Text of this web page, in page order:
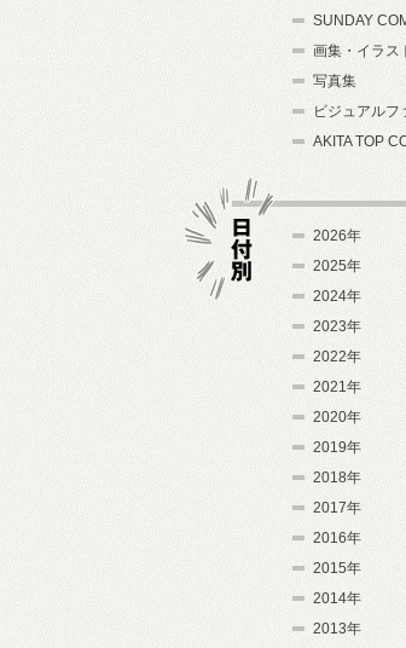
SUNDAY
画集・イラス
写真集
ビジュアルフ
AKITA TOP
2026年
2025年
2024年
2023年
2022年
2021年
2020年
2019年
2018年
2017年
2016年
2015年
2014年
2013年